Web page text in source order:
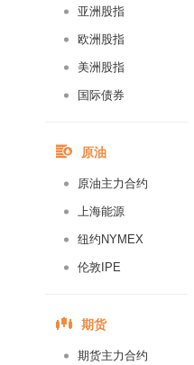
亚洲股指
欧洲股指
美洲股指
国际债券
原油
原油主力合约
上海能源
纽约NYMEX
伦敦IPE
期货
期货主力合约